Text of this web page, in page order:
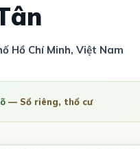
Hồ Chí Minh, Việt Nam
— Sổ riêng, thổ cư